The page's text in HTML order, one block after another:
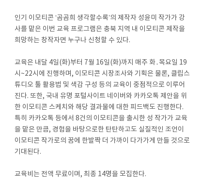
인기 이모티콘 ‘곰곰희 생각할수록’의 제작자 성윤미 작가가 강
사를 맡은 이번 교육 프로그램은 충북 지역 내 이모티콘 제작을
희망하는 창작자면 누구나 신청할 수 있다.
교육은 내달 4일(화)부터 7월 16일(화)까지 매주 화․목요일 19
시~22시에 진행하며, 이모티콘 시장조사와 기획은 물론, 클립스
튜디오 툴 활용법 및 색감 구성 등의 교육이 중점적으로 이루어
진다. 또한, 국내 유명 포털사이트 네이버와 카카오톡 제안을 위
한 이모티콘 스케치와 해당 결과물에 대한 피드백도 진행한다.
특히 카카오톡 등에서 8건의 이모티콘을 출시한 성 작가가 교육
을 맡은 만큼, 경험을 바탕으로한 탄탄하고도 실질적인 조언이
이모티콘 작가로의 꿈에 한발짝 더 가까이 다가가게 만들 것으로
기대된다.
교육비는 전액 무료이며, 최종 14명을 모집한다.